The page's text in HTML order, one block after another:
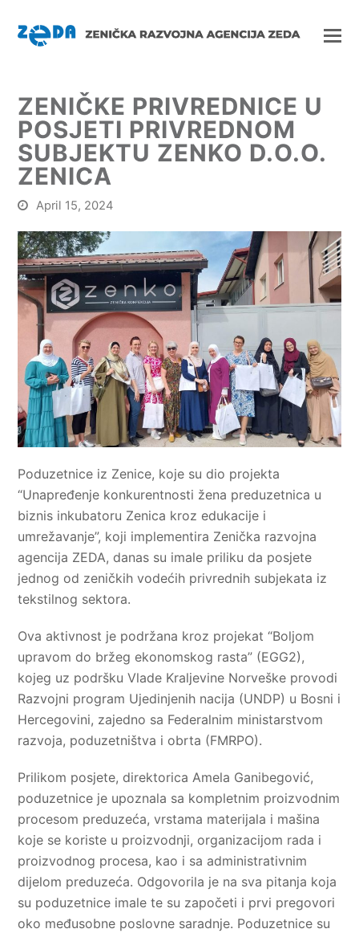
ZENIČKE PRIVREDNICE U
POSJETI PRIVREDNOM
SUBJEKTU ZENKO D.O.O.
ZENICA
April 15, 2024
Poduzetnice iz Zenice, koje su dio projekta
“Unapređenje konkurentnosti žena preduzetnica u
biznis inkubatoru Zenica kroz edukacije i
umrežavanje”, koji implementira Zenička razvojna
agencija ZEDA, danas su imale priliku da posjete
jednog od zeničkih vodećih privrednih subjekata iz
tekstilnog sektora.
Ova aktivnost je podržana kroz projekat “Boljom
upravom do bržeg ekonomskog rasta” (EGG2),
kojeg uz podršku Vlade Kraljevine Norveške provodi
Razvojni program Ujedinjenih nacija (UNDP) u Bosni i
Hercegovini, zajedno sa Federalnim ministarstvom
razvoja, poduzetništva i obrta (FMRPO).
Prilikom posjete, direktorica Amela Ganibegović,
poduzetnice je upoznala sa kompletnim proizvodnim
procesom preduzeća, vrstama materijala i mašina
koje se koriste u proizvodnji, organizacijom rada i
proizvodnog procesa, kao i sa administrativnim
dijelom preduzeća. Odgovorila je na sva pitanja koja
su poduzetnice imale te su započeti i prvi pregovori
oko međusobne poslovne saradnje. Poduzetnice su